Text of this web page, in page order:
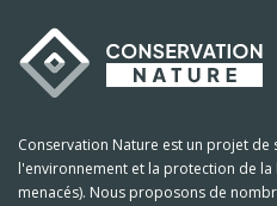
Conservation Nature est un projet de
l'environnement et la protection de
menacés). Nous proposons de